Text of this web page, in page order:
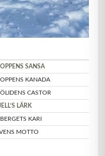
SANSA
KANADA
CASTOR
LÄRK
KARI
MOTTO